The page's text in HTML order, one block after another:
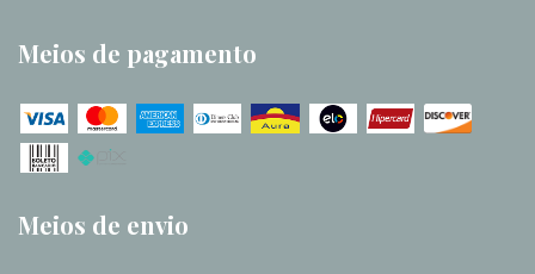
Meios de pagamento
Meios de envio